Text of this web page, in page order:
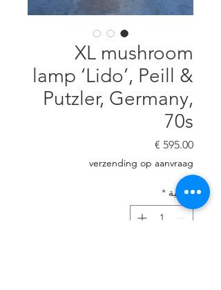
XL mushroom
lamp ‘Lido’, Peill &
Putzler, Germany,
70s
السعر
verzending op aanvraag
الكمية *